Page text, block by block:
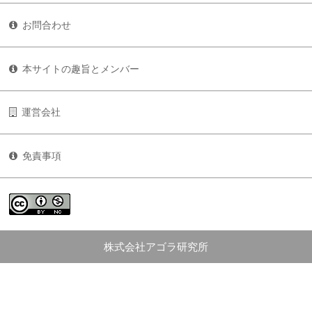
お問合わせ
本サイトの趣旨とメンバー
運営会社
免責事項
株式会社アゴラ研究所